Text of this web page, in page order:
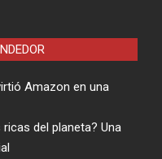
Amazon en una
del planeta? Una